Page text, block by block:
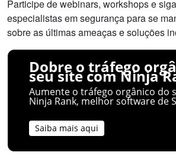
Participe de webinars, workshops e
especialistas em segurança para se
sobre as últimas ameaças e soluções
Dobre o tráfego
seu site com Ninja
Aumente o tráfego orgânico do
Ninja Rank, melhor software de
Saiba mais aqui